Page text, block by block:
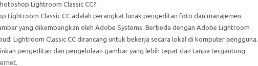
Lightroom Classic CC?
Lightroom Classic CC adalah perangkat lunak pengeditan foto dan manajemen
yang dikembangkan oleh Adobe Systems. Berbeda dengan Adobe Lightroom
Lightroom Classic CC dirancang untuk bekerja secara lokal di komputer pengguna.
pengeditan dan pengelolaan gambar yang lebih cepat dan tanpa tergantung